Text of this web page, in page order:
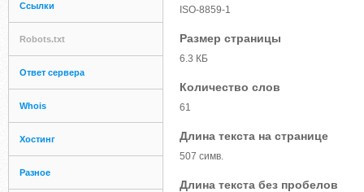
Ссылки
Robots.txt
Ответ сервера
Whois
Хостинг
Разное
ISO-8859-1
Размер страницы
6.3 КБ
Количество слов
61
Длина текста на странице
507 симв.
Длина текста без пробелов